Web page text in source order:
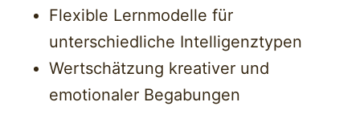
Flexible Lernmodelle für
unterschiedliche Intelligenztypen
Wertschätzung kreativer und
emotionaler Begabungen